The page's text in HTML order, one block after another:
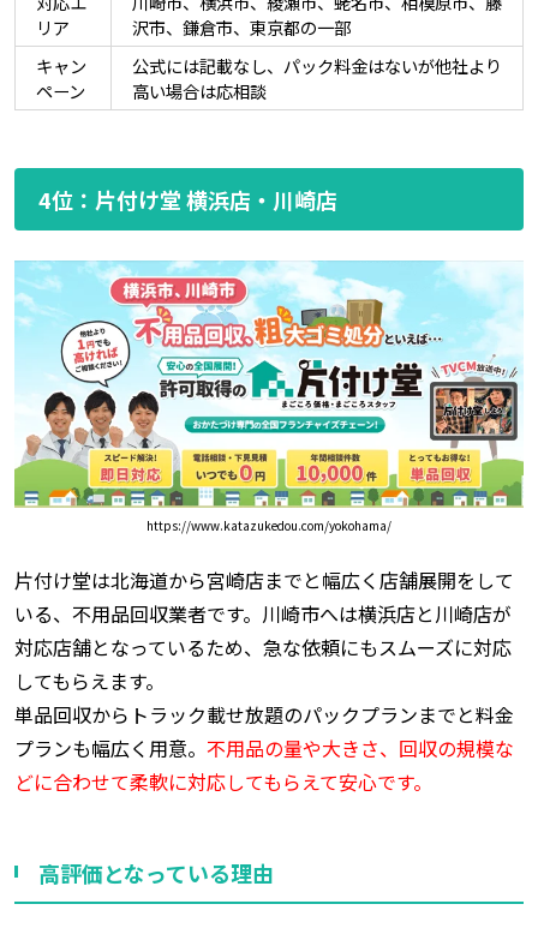
リア
沢市、鎌倉市、東京都の一部
キャン
ペーン
公式には記載なし、パック料金はないが他社より
高い場合は応相談
4位：片付け堂 横浜店・川崎店
https://www.katazukedou.com/yokohama/
片付け堂は北海道から宮崎店までと幅広く店舗展開をして
いる、不用品回収業者です。川崎市へは横浜店と川崎店が
対応店舗となっているため、急な依頼にもスムーズに対応
してもらえます。
単品回収からトラック載せ放題のパックプランまでと料金
プランも幅広く用意。 不用品の量や大きさ、回収の規模な
どに合わせて柔軟に対応してもらえて安心です。
高評価となっている理由